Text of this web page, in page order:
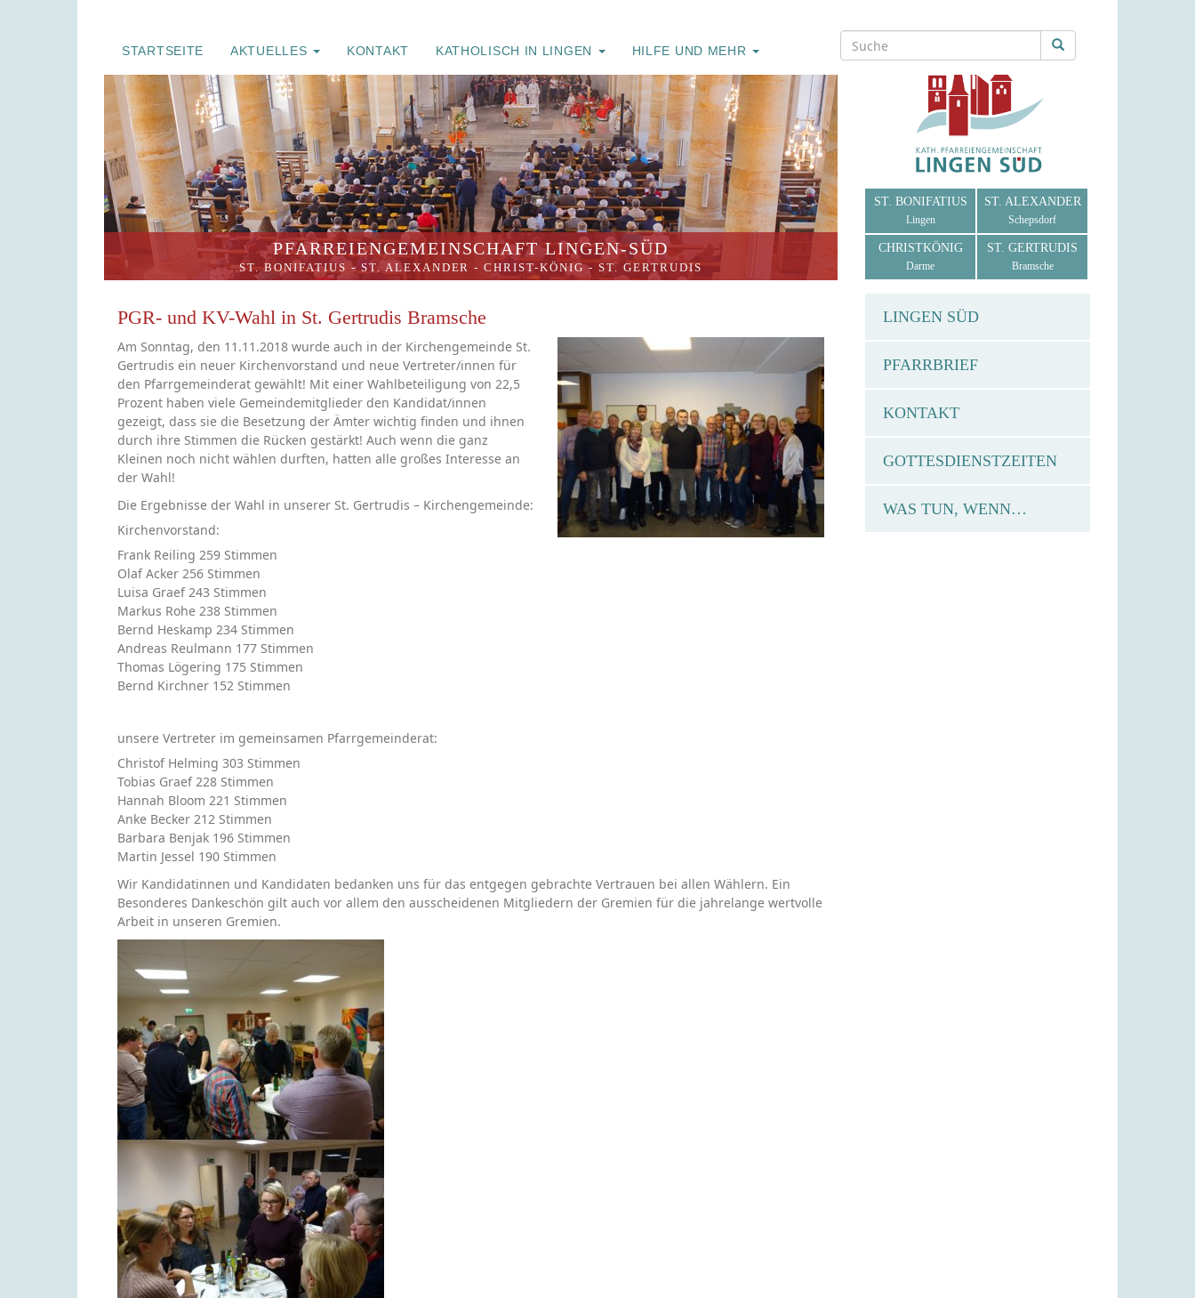
STARTSEITE AKTUELLES KONTAKT KATHOLISCH IN LINGEN HILFE UND MEHR
PFARREIENGEMEINSCHAFT LINGEN-SÜD
ST. BONIFATIUS - ST. ALEXANDER -CHRIST-KÖNIG-ST. GERTRUDIS
PGR- und KV-Wahl in St. Gertrudis Bramsche
Am Sonntag, den 11.11.2018 wurde auch in der Kirchengemeinde St.
Gertrudis ein neuer Kirchenvorstand und neue Vertreter/innen für
den Pfarrgemeinderat gewählt! Mit einer Wahlbeteiligung von 22,5
Prozent haben viele Gemeindemitglieder den Kandidat/innen
gezeigt, dass sie die Besetzung der Ämter wichtig finden und ihnen
durch ihre Stimmen die Rücken gestärkt! Auch wenn die ganz
Kleinen noch nicht wählen durften, hatten alle großes Interesse an
der Wahl!
Die Ergebnisse der Wahl in unserer St. Gertrudis – Kirchengemeinde:
Kirchenvorstand:
Frank Reiling 259 Stimmen
Olaf Acker 256 Stimmen
Luisa Graef 243 Stimmen
Markus Rohe 238 Stimmen
Bernd Heskamp 234 Stimmen
Andreas Reulmann 177 Stimmen
Thomas Lögering 175 Stimmen
Bernd Kirchner 152 Stimmen
unsere Vertreter im gemeinsamen Pfarrgemeinderat:
Christof Helming 303 Stimmen
Tobias Graef 228 Stimmen
Hannah Bloom 221 Stimmen
Anke Becker 212 Stimmen
Barbara Benjak 196 Stimmen
Martin Jessel 190 Stimmen
Wir Kandidatinnen und Kandidaten bedanken uns für das entgegen gebrachte Vertrauen bei allen Wählern. Ein
Besonderes Dankeschön gilt auch vor allem den ausscheidenen Mitgliedern der Gremien für die jahrelange wertvolle
Arbeit in unseren Gremien.
ST. BONIFATIUS
Lingen
ST. ALEXANDER
Schepsdorf
CHRISTKÖNIG
Darme
ST. GERTRUDIS
Bramsche
LINGEN SÜD
PFARRBRIEF
KONTAKT
GOTTESDIENSTZEITEN
WAS TUN, WENN…